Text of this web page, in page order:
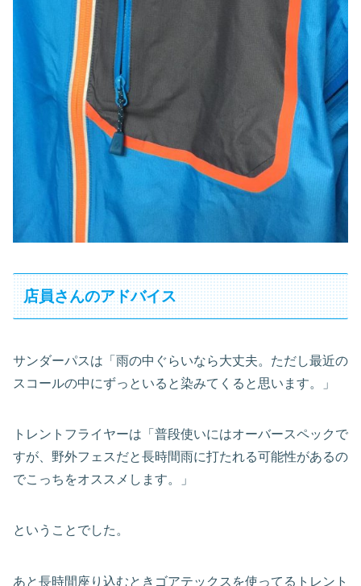
店員さんのアドバイス
サンダーパスは「雨の中ぐらいなら大丈夫。ただし最近の
スコールの中にずっといると染みてくると思います。」
トレントフライヤーは「普段使いにはオーバースペックで
すが、野外フェスだと長時間雨に打たれる可能性があるの
でこっちをオススメします。」
ということでした。
あと長時間座り込むときゴアテックスを使ってるトレント